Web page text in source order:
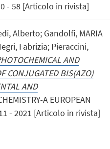
- 58 [Articolo in rivista]
Alberto; Gandolfi, MARIA
Fabrizia; Pieraccini,
AND
CONJUGATED BIS(AZO)
AND
A EUROPEAN
- 2021 [Articolo in rivista]